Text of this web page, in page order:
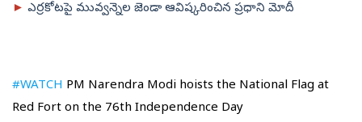
► ఎర్రకోటపై మువ్వన్నెల జెండా ఆవిష్కరించిన ప్రధాని మోదీ
#WATCH PM Narendra Modi hoists the National Flag at
Red Fort on the 76th Independence Day